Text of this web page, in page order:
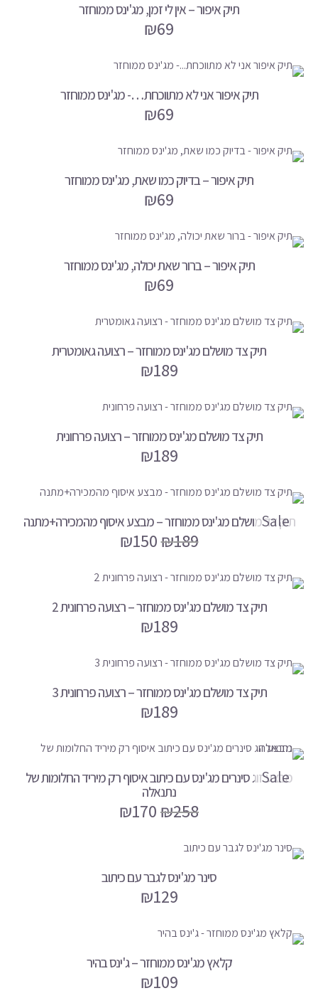
תיק איפור – אין לי זמן, מג'ינס ממוחזר
₪69
תיק איפור אני לא מתווכחת…- מג'ינס ממוחזר
₪69
תיק איפור – בדיוק כמו שאת, מג'ינס ממוחזר
₪69
תיק איפור – ברור שאת יכולה, מג'ינס ממוחזר
₪69
תיק צד מושלם מג'ינס ממוחזר – רצועה גאומטרית
₪189
תיק צד מושלם מג'ינס ממוחזר – רצועה פרחונית
₪189
Sale
תיק צד מושלם מג'ינס ממוחזר – מבצע איסוף מהמכירה+מתנה
₪189
₪150
תיק צד מושלם מג'ינס ממוחזר – רצועה פרחונית 2
₪189
תיק צד מושלם מג'ינס ממוחזר – רצועה פרחונית 3
₪189
Sale
מבצע זוג סינרים מג'ינס עם כיתוב איסוף רק מיריד החלומות של
נתנאלה
₪258
₪170
סינר מג'ינס לגבר עם כיתוב
₪129
קלאץ מג'ינס ממוחזר – ג'ינס בהיר
₪109